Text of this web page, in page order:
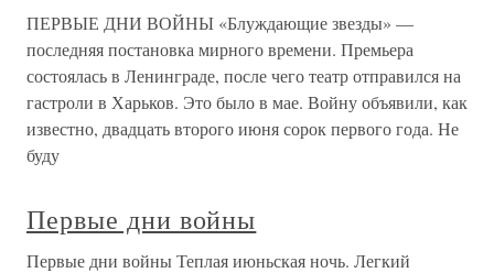
ПЕРВЫЕ ДНИ ВОЙНЫ «Блуждающие звезды» —
последняя постановка мирного времени. Премьера
состоялась в Ленинграде, после чего театр отправился на
гастроли в Харьков. Это было в мае. Войну объявили, как
известно, двадцать второго июня сорок первого года. Не
буду
Первые дни войны
Первые дни войны Теплая июньская ночь. Легкий